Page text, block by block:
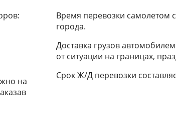
на
Время перевозки самолетом
города.
Доставка грузов
от ситуации на границах,
Срок Ж/Д перевозки